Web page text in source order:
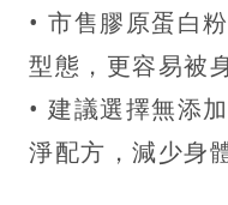
• 市售膠原蛋白
型態，更容易被
• 建議選擇無添
淨配方，減少身